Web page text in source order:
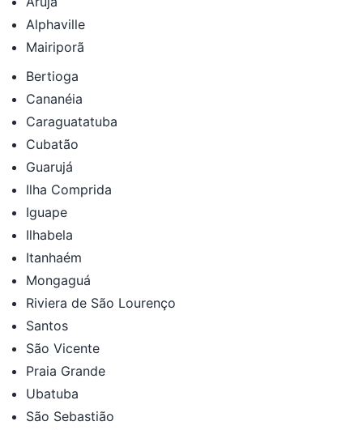
Alphaville
Mairiporã
Bertioga
Cananéia
Caraguatatuba
Cubatão
Guarujá
Ilha Comprida
Iguape
Ilhabela
Itanhaém
Mongaguá
Riviera de São Lourenço
Santos
São Vicente
Praia Grande
Ubatuba
São Sebastião